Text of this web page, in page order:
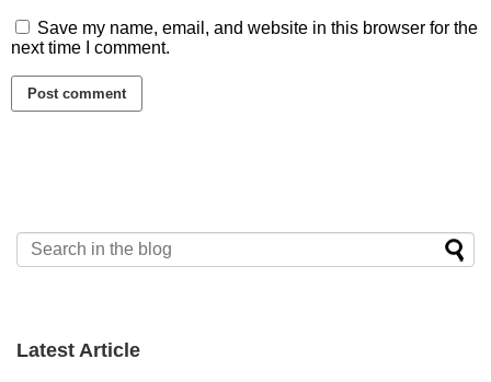
Save my name, email, and website in this browser for the
next time I comment.
Latest Article